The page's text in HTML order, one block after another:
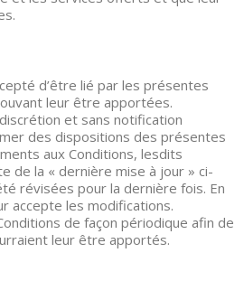
d’être lié par les présentes
leur être apportées.
et sans notification
des dispositions des présentes
aux Conditions, lesdits
de la « dernière mise à jour » ci-
révisées pour la dernière fois. En
accepte les modifications.
de façon périodique afin de
leur être apportés.